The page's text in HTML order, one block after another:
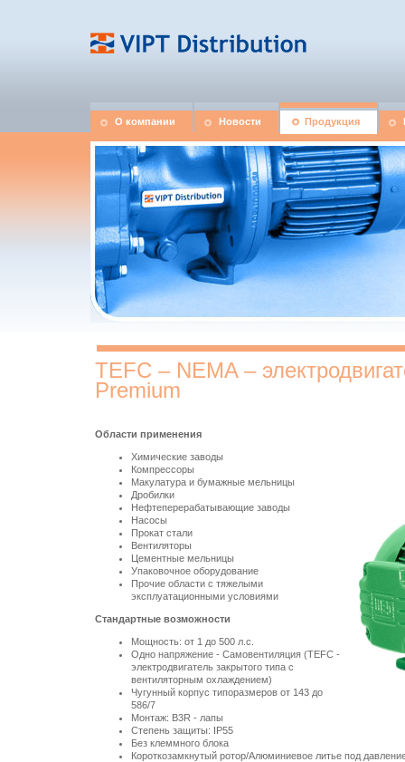
О компании Новости Продукция
TEFC – NEMA –
Premium
Области применения
Химические заводы
Компрессоры
Макулатура и бумажные мельницы
Дробилки
Нефтеперерабатывающие заводы
Насосы
Прокат стали
Вентиляторы
Цементные мельницы
Упаковочное оборудование
Прочие области с тяжелыми
эксплуатационными условиями
Стандартные возможности
Мощность: от 1 до 500 л .с.
Одно напряжение - Самовентиляция (TEFC -
электродвигатель закрытого типа с
вентиляторным охлаждением)
Чугунный корпус типоразмеров от 143 до
586/7
Монтаж: B3R - лапы
Степень защиты: IP55
Без клеммного блока
Короткозамкнутый ротор/Алюминиевое литье под